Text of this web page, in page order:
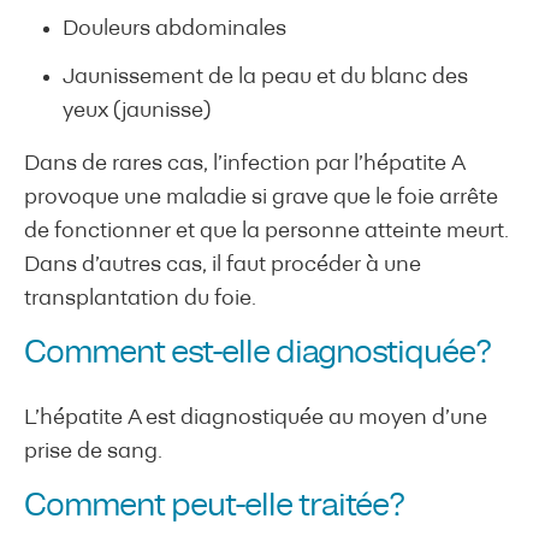
Douleurs abdominales
Jaunissement de la peau et du blanc des
yeux (jaunisse)
Dans de rares cas, l’infection par l’hépatite A
provoque une maladie si grave que le foie arrête
de fonctionner et que la personne atteinte meurt.
Dans d’autres cas, il faut procéder à une
transplantation du foie.
Comment est-elle diagnostiquée?
L’hépatite A est diagnostiquée au moyen d’une
prise de sang.
Comment peut-elle traitée?